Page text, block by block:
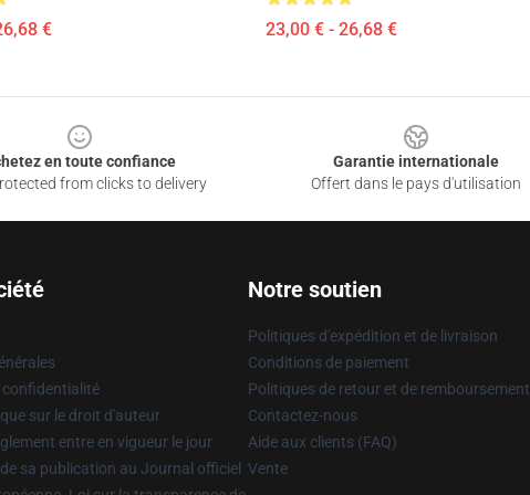
€ 23,00 € - 26,68 €
en toute confiance
from clicks to delivery
Garantie internationale
Offert dans le pays d'utilisation
confidentialité
sur le droit d'auteur
entre en vigueur le jour
sa publication au Journal officiel
Notre soutien
Politiques d'expédition et de livraison
Conditions de paiement
Politiques de retour et de remboursement
Contactez-nous
Aide aux clients (FAQ)
Vente